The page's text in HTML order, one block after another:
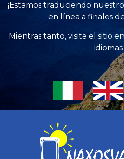
¡Estamos traduciendo
en línea a finales
Mientras tanto, visite el sitio
idiomas